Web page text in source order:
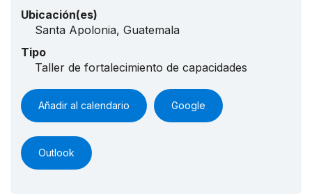
Ubicación(es)
Santa Apolonia, Guatemala
Tipo
Taller de fortalecimiento de capacidades
Añadir al calendario Google
Outlook